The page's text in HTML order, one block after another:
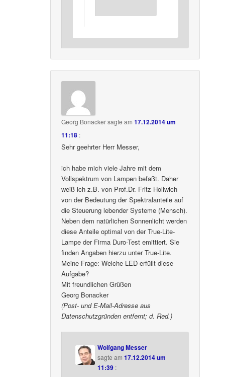
Georg Bonackersagte am17.12.2014 um
11:18 :
Sehr geehrter Herr Messer,
ich habe mich viele Jahre mit dem
Vollspektrum von Lampen befaßt. Daher
weiß ich z.B. von Prof.Dr. Fritz Hollwich
von der Bedeutung der Spektralanteile auf
die Steuerung lebender Systeme (Mensch).
Neben dem natürlichen Sonnenlicht werden
diese Anteile optimal von der True-Lite-
Lampe der Firma Duro-Test emittiert. Sie
finden Angaben hierzu unter True-Lite.
Meine Frage: Welche LED erfüllt diese
Aufgabe?
Mit freundlichen Grüßen
Georg Bonacker
(Post- und E-Mail-Adresse aus
Datenschutzgründen entfernt; d. Red.)
Wolfgang Messer
sagte am17.12.2014 um
11:39 :